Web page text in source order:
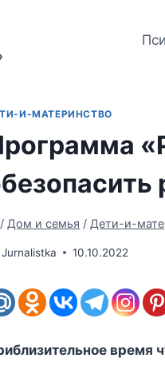
И-МАТЕРИНСТВО
/ Дом и семья / Дети-и-
Jurnalistka 10.10.2022
время